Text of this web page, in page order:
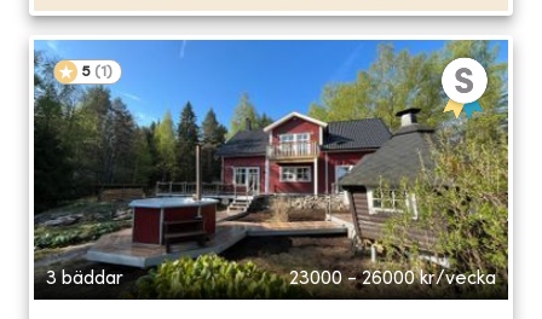
5 (1 )
3 bäddar 23000 - 26000 kr/vecka